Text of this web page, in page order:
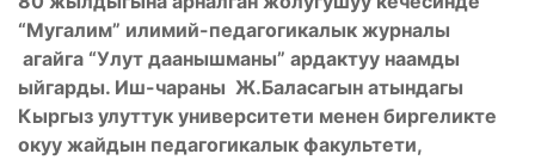
“Мугалим” илимий-педагогикалык журналы
агайга “Улут даанышманы” ардактуу наамды
ыйгарды. Иш-чараны Ж.Баласагын атындагы
Кыргыз улуттук университети менен биргеликте
окуу жайдын педагогикалык факультети,